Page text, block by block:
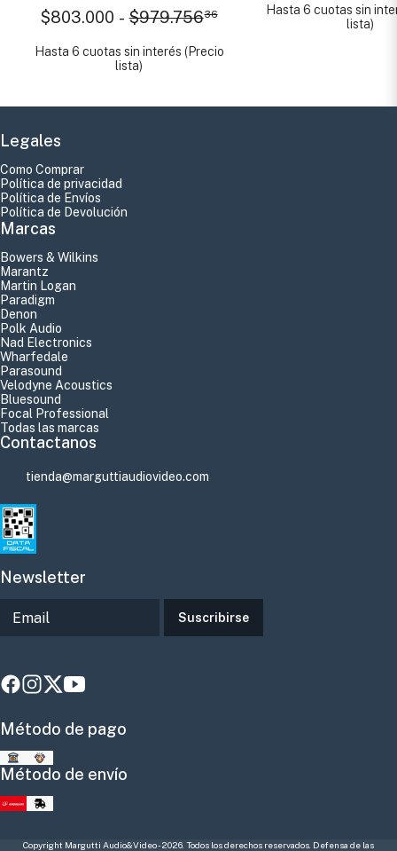
$803.000 - $979.75636
Hasta 6 cuotas sin interés (Precio
lista)
Hasta 6 cuotas sin
lista)
Legales
Como Comprar
Política de privacidad
Política de Envíos
Política de Devolución
Marcas
Bowers & Wilkins
Marantz
Martin Logan
Paradigm
Denon
Polk Audio
Nad Electronics
Wharfedale
Parasound
Velodyne Acoustics
Bluesound
Focal Professional
Todas las marcas
Contactanos
tienda@marguttiaudiovideo.com
Newsletter
Suscribirse
Método de pago
Método de envío
Copyright Margutti Audio&Video - 2026. Todos los derechos reservados. Defensa de las